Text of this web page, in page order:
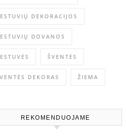
DEKORACIJOS
DOVANOS
ŠVENTĖS
DEKORAS ŽIEMA
REKOMENDUOJAME